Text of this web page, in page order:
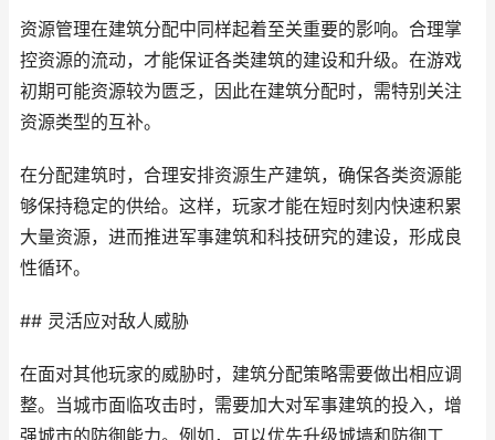
资源管理在建筑分配中同样起着至关重要的影响。合理掌
控资源的流动，才能保证各类建筑的建设和升级。在游戏
初期可能资源较为匮乏，因此在建筑分配时，需特别关注
资源类型的互补。
在分配建筑时，合理安排资源生产建筑，确保各类资源能
够保持稳定的供给。这样，玩家才能在短时刻内快速积累
大量资源，进而推进军事建筑和科技研究的建设，形成良
性循环。
## 灵活应对敌人威胁
在面对其他玩家的威胁时，建筑分配策略需要做出相应调
整。当城市面临攻击时，需要加大对军事建筑的投入，增